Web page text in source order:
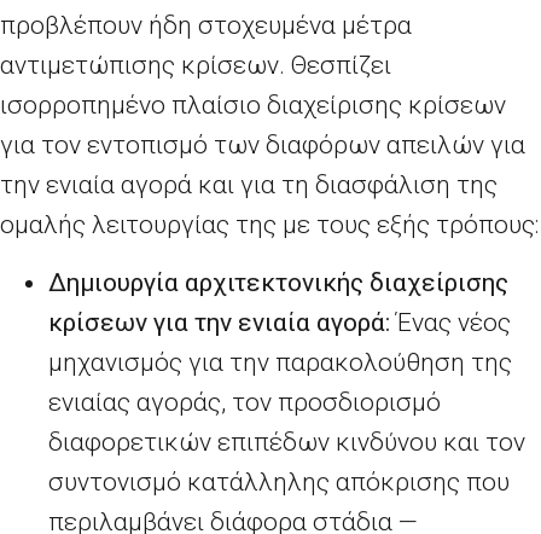
προβλέπουν ήδη στοχευμένα μέτρα
αντιμετώπισης κρίσεων. Θεσπίζει
ισορροπημένο πλαίσιο διαχείρισης κρίσεων
για τον εντοπισμό των διαφόρων απειλών για
την ενιαία αγορά και για τη διασφάλιση της
ομαλής λειτουργίας της με τους εξής τρόπους:
Δημιουργία αρχιτεκτονικής διαχείρισης
κρίσεων για την ενιαία αγορά: Ένας νέος
μηχανισμός για την παρακολούθηση της
ενιαίας αγοράς, τον προσδιορισμό
διαφορετικών επιπέδων κινδύνου και τον
συντονισμό κατάλληλης απόκρισης που
περιλαμβάνει διάφορα στάδια —